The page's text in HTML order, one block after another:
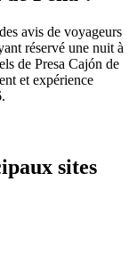
avis de voyageurs
réservé une nuit à
de Presa Cajón de
et expérience
.
sites